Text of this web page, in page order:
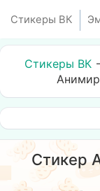
Стикеры ВК
Стикеры ВК
Стикер